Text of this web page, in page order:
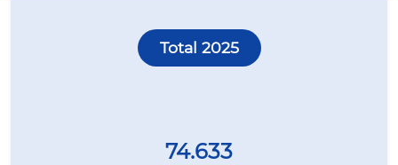
Total 2025
74.633